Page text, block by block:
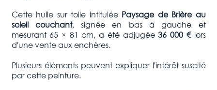
Cette huile sur toile intituléePaysage de Brière au
soleil couchant, signée en bas à gauche et
mesurant 65 × 81 cm, a été adjugée36 000 €lors
d'une vente aux enchères.
Plusieurs éléments peuvent expliquer l'intérêt suscité
par cette peinture.